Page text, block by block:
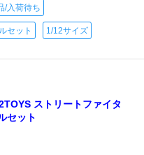
/入荷待ち
セット 1/12サイズ
ストリートファイタ
セット